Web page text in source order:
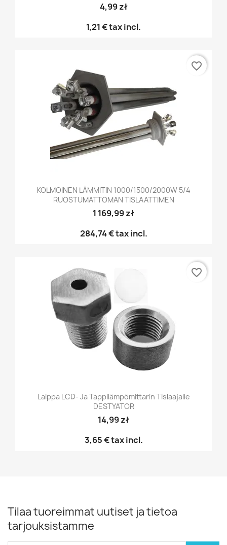
4,99 zł
1,21 €tax incl.
KOLMOINEN LÄMMITIN 1000/1500/2000W 5/4
RUOSTUMATTOMAN TISLAATTIMEN
1 169,99 zł
284,74 €tax incl.
favorite_border
Laippa LCD- Ja Tappilämpömittarin Tislaajalle
DESTYATOR
14,99 zł
3,65 €tax incl.
favorite_border
Tilaa tuoreimmat uutiset ja tietoa
tarjouksistamme